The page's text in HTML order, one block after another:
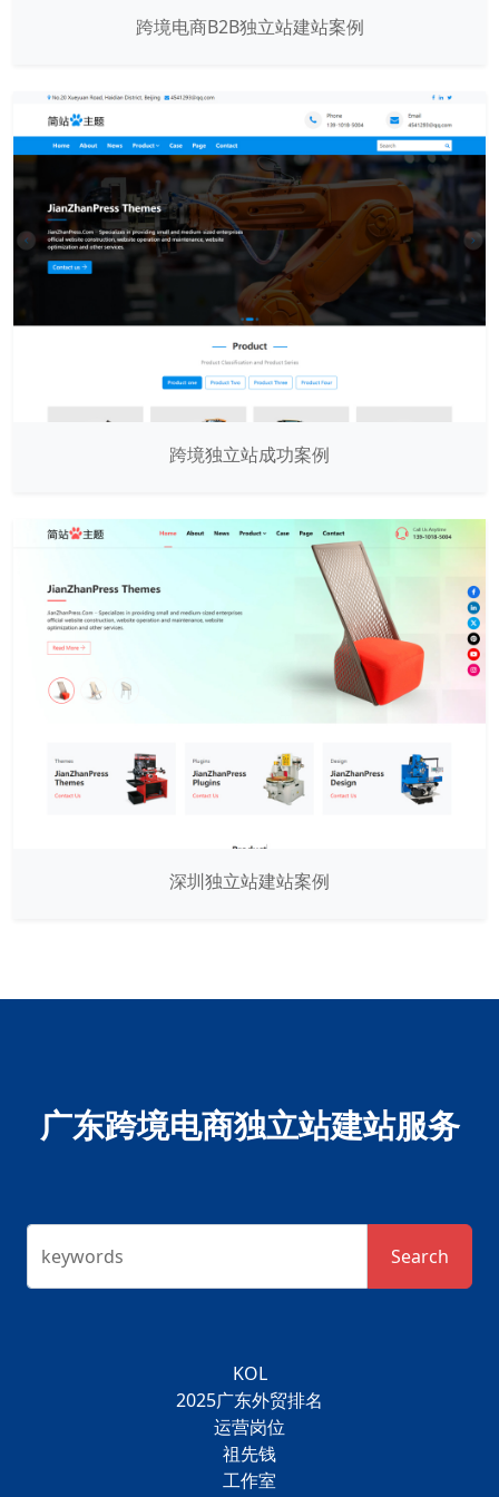
跨境电商B2B独立站建站案例
跨境独立站成功案例
深圳独立站建站案例
广东跨境电商独立站建站服务
keywords Search
KOL
2025广东外贸排名
运营岗位
祖先钱
工作室